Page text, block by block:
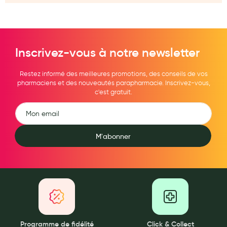
Diététique minceur
Phytothérapie
Gemmothérapie
Confiserie
Voies respiratoires
Oligothérapie
Médicaments et Santé
Premiers soins
Pansements
Inscrivez-vous à notre newsletter
Restez informé des meilleures promotions, des conseils de vos
pharmaciens et des nouveautés parapharmacie. Inscrivez-vous,
c'est gratuit.
M'abonner
Programme de fidélité Click & Collect